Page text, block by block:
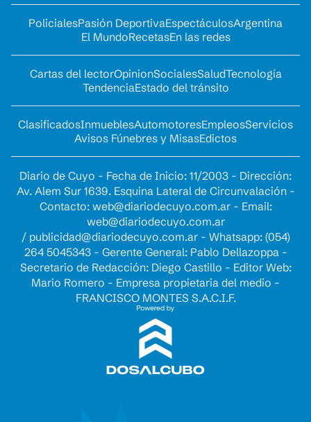
PolicialesPasión DeportivaEspectáculosArgentina
El MundoRecetasEn las redes
Cartas del lectorOpinionSocialesSaludTecnología
TendenciaEstado del tránsito
ClasificadosInmueblesAutomotoresEmpleosServicios
Avisos Fúnebres y MisasEdictos
Diario de Cuyo - Fecha de Inicio: 11/2003 - Dirección:
Av. Alem Sur 1639. Esquina Lateral de Circunvalación -
Contacto: web@diariodecuyo.com.ar- Email:
web@diariodecuyo.com.ar
/ publicidad@diariodecuyo.com.ar- Whatsapp: (054)
264 5045343 - Gerente General: Pablo Dellazoppa -
Secretario de Redacción: Diego Castillo - Editor Web:
Mario Romero - Empresa propietaria del medio -
FRANCISCO MONTES S.A.C.I.F.